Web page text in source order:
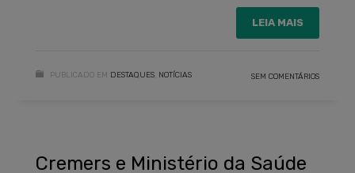
LEIA MAIS
PUBLICADO EM DESTAQUES NOTÍCIAS SEM COMENTÁRIOS
Cremers e Ministério da Saúde